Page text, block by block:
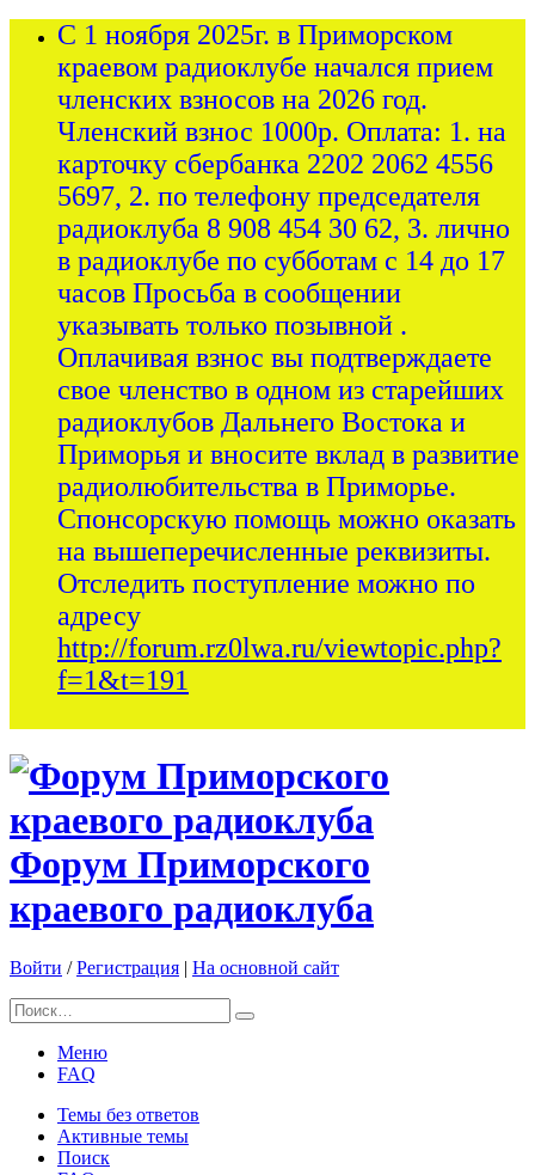
С 1 ноября 2025г. в Приморском
краевом радиоклубе начался прием
членских взносов на 2026 год.
Членский взнос 1000р. Оплата: 1. на
карточку сбербанка 2202 2062 4556
5697, 2. по телефону председателя
радиоклуба 8 908 454 30 62, 3. лично
в радиоклубе по субботам с 14 до 17
часов Просьба в сообщении
указывать только позывной .
Оплачивая взнос вы подтверждаете
свое членство в одном из старейших
радиоклубов Дальнего Востока и
Приморья и вносите вклад в развитие
радиолюбительства в Приморье.
Спонсорскую помощь можно оказать
на вышеперечисленные реквизиты.
Отследить поступление можно по
адресу
http://forum.rz0lwa.ru/viewtopic.php?
f=1&t=191
Форум Приморского
краевого радиоклуба
Войти /Регистрация | На основной сайт
Меню
FAQ
Темы без ответов
Активные темы
Поиск